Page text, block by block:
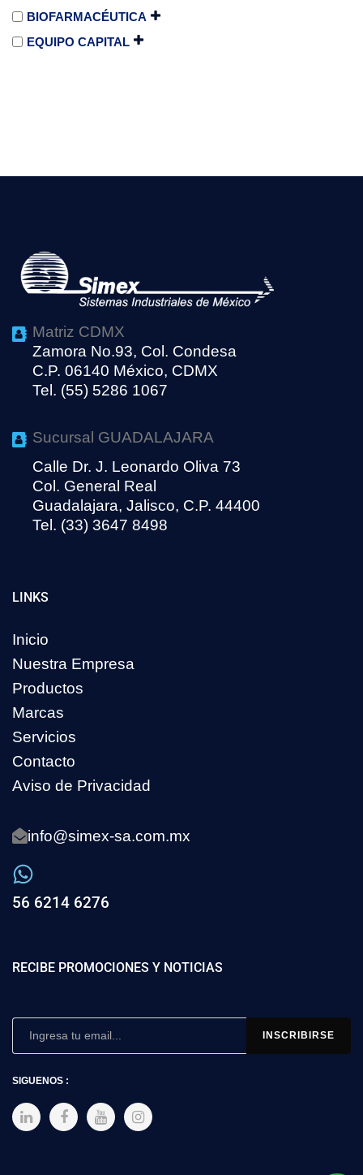
BIOFARMACÉUTICA
EQUIPO CAPITAL
Matriz CDMX
Zamora No.93, Col. Condesa
C.P. 06140 México, CDMX
Tel. (55) 5286 1067
Sucursal GUADALAJARA
Calle Dr. J. Leonardo Oliva 73
Col. General Real
Guadalajara, Jalisco, C.P. 44400
Tel. (33) 3647 8498
LINKS
Inicio
Nuestra Empresa
Productos
Marcas
Servicios
Contacto
Aviso de Privacidad
info@simex-sa.com.mx
56 6214 6276
RECIBE PROMOCIONES Y NOTICIAS
SIGUENOS :